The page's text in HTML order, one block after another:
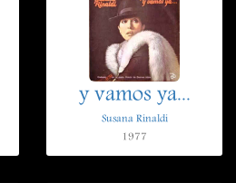
y vamos ya...
Susana Rinaldi
1977